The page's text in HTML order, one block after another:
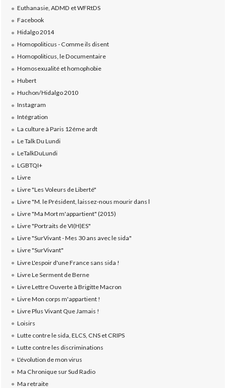
Euthanasie, ADMD et WFRtDS
Facebook
Hidalgo 2014
Homopoliticus - Comme ils disent
Homopoliticus, le Documentaire
Homosexualité et homophobie
Hubert
Huchon/Hidalgo 2010
Instagram
Intégration
La culture à Paris 12éme ardt
Le Talk Du Lundi
LeTalkDuLundi
LGBTQI+
Livre
Livre "Les Voleurs de Liberté"
Livre "M. le Président, laissez-nous mourir dans l
Livre "Ma Mort m'appartient" (2015)
Livre "Portraits de VI(H)ES"
Livre "SurVivant - Mes 30 ans avec le sida"
Livre "SurVivant"
Livre L'espoir d'une France sans sida !
Livre Le Serment de Berne
Livre Lettre Ouverte à Brigitte Macron
Livre Mon corps m'appartient !
Livre Plus Vivant Que Jamais !
Loisirs
Lutte contre le sida, ELCS, CNS et CRIPS
Lutte contre les discriminations
L'évolution de mon virus
Ma Chronique sur Sud Radio
Ma retraite